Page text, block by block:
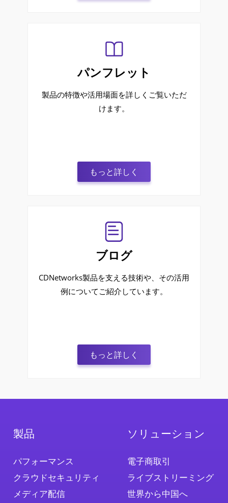
パンフレット
製品の特徴や活用場面を詳しくご覧いただ
けます。
もっと詳しく
ブログ
CDNetworks製品を支える技術や、その活用
例についてご紹介しています。
もっと詳しく
製品
パフォーマンス
クラウドセキュリティ
メディア配信
ソリューション
電子商取引
ライブストリーミング
世界から中国へ